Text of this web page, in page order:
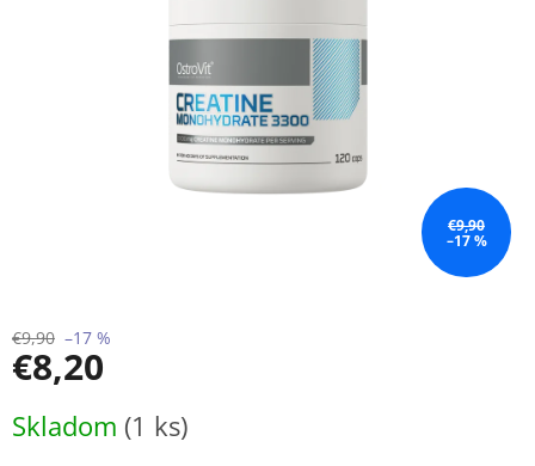
€9,90
–17 %
€9,90 –17 %
€8,20
cena:
Skladom (1 ks)